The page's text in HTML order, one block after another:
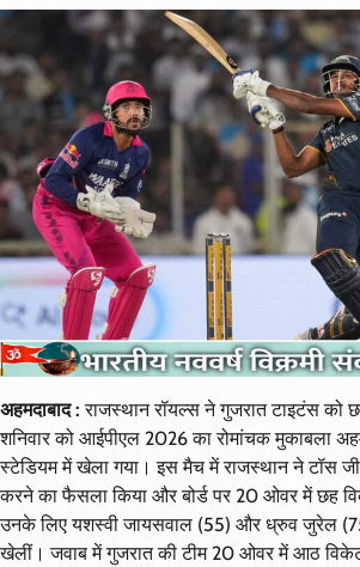
अहमदाबाद :राजस्थान रॉयल्स ने गुजरात टाइटंस को
शनिवार को आईपीएल 2026 का रोमांचक मुकाबला
स्टेडियम में खेला गया। इस मैच में राजस्थान ने टॉस
करने का फैसला किया और बोर्ड पर 20 ओवर में छह
उनके लिए यशस्वी जायसवाल (55) और ध्रुव जुरेल
खेलीं। जवाब में गुजरात की टीम 20 ओवर में आठ